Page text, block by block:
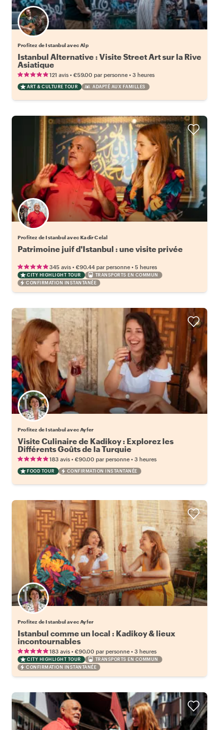
Profitez de Istanbul avec Alp
Istanbul Alternative : Visite Street Art sur la Rive
Asiatique
121 avis • €59.00 par personne • 3 heures
ART & CULTURE TOUR ADAPTÉ AUX FAMILLES
Profitez de Istanbul avec Kadir Celal
Patrimoine juif d'Istanbul : une visite privée
345 avis • €90.44 par personne • 5 heures
CITY HIGHLIGHT TOUR
TRANSPORTS EN COMMUN
CONFIRMATION INSTANTANÉE
Profitez de Istanbul avec Ayfer
Visite Culinaire de Kadikoy : Explorez les
Différents Goûts de la Turquie
183 avis • €90.00 par personne • 3 heures
FOOD TOUR CONFIRMATION INSTANTANÉE
Profitez de Istanbul avec Ayfer
Istanbul comme un local : Kadikoy & lieux
incontournables
183 avis • €90.00 par personne • 3 heures
CITY HIGHLIGHT TOUR
TRANSPORTS EN COMMUN
CONFIRMATION INSTANTANÉE